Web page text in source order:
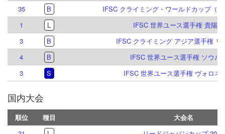
35
B
IFSC クライミング・ワールドカップ（B
1
L
IFSC 世界ユース選手権 貴陽
3
B
IFSC クライミング アジア選手権 リ
4
B
IFSC 世界ユース選手権 ソウル
3
S IFSC 世界ユース選手権 ヴォロネ
国内大会
順位 種目
大会名